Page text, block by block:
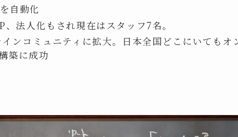
自動化
法人化もされ現在はスタッフ7名。
ンコミュニティに拡大。日本全国どこにいてもオ
築に成功